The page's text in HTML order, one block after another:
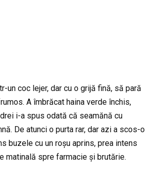
un coc lejer, dar cu o grijă fină, să pară
A îmbrăcat haina verde închis,
i-a spus odată că seamănă cu
De atunci o purta rar, dar azi a scos-o
buzele cu un roșu aprins, prea intens
matinală spre farmacie și brutărie.